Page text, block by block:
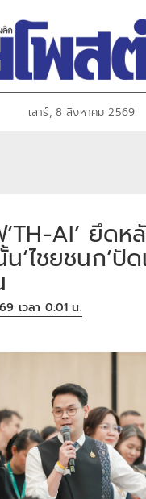
เสาร์, 8 สิงหาคม 2569
AI’ ยึดหลั
น‘ไชยชนก’ปั
เวลา 0:01 น.